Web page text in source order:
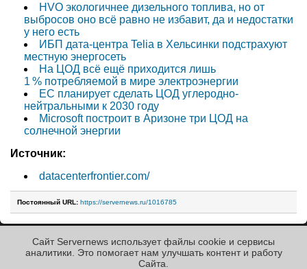
HVO экологичнее дизельного топлива, но от
выбросов оно всё равно не избавит, да и недостатки
у него есть
ИБП дата-центра Telia в Хельсинки подстрахуют
местную энергосеть
На ЦОД всё ещё приходится лишь
1 % потребляемой в мире электроэнергии
ЕС планирует сделать ЦОД углеродно-
нейтральными к 2030 году
Microsoft построит в Аризоне три ЦОД на
солнечной энергии
Источник:
datacenterfrontier.com/
Постоянный URL: https://servernews.ru/1016785
« Назад к ленте
Сайт Servernews использует файлы cookie и сервисы
аналитики. Это помогает нам улучшать контент и работу
Cайта.